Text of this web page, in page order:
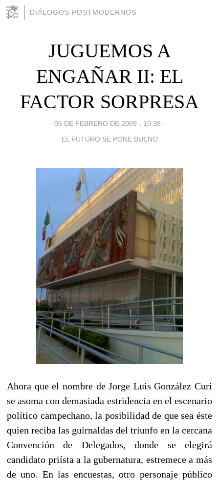
DIÁLOGOS POSTMODERNOS
JUGUEMOS A
ENGAÑAR II: EL
FACTOR SORPRESA
05 DE FEBRERO DE 2009 - 10:38 -
EL FUTURO SE PONE BUENO
Ahora que el nombre de Jorge Luis González Curi
se asoma con demasiada estridencia en el escenario
político campechano, la posibilidad de que sea éste
quien reciba las guirnaldas del triunfo en la cercana
Convención de Delegados, donde se elegirá
candidato priísta a la gubernatura, estremece a más
de uno. En las encuestas, otro personaje público